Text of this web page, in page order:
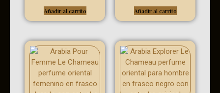
Añadir al carrito Añadir al carrito